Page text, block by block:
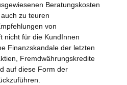
Beratungskosten
zu teuren
von
nicht für die KundInnen
Finanzskandale der letzten
Fremdwährungskredite
auf diese Form der